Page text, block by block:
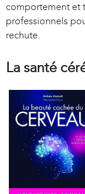
comportement et
professionnels
rechute.
La santé